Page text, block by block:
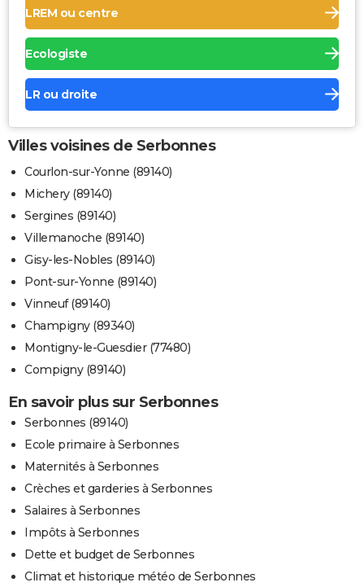
LREM ou centre
Ecologiste
LR ou droite
Villes voisines de Serbonnes
Courlon-sur-Yonne (89140)
Michery (89140)
Sergines (89140)
Villemanoche (89140)
Gisy-les-Nobles (89140)
Pont-sur-Yonne (89140)
Vinneuf (89140)
Champigny (89340)
Montigny-le-Guesdier (77480)
Compigny (89140)
En savoir plus sur Serbonnes
Serbonnes (89140)
Ecole primaire à Serbonnes
Maternités à Serbonnes
Crèches et garderies à Serbonnes
Salaires à Serbonnes
Impôts à Serbonnes
Dette et budget de Serbonnes
Climat et historique météo de Serbonnes